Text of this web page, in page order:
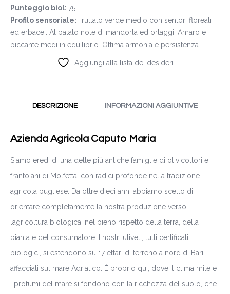
Punteggio biol: 75
Profilo sensoriale: Fruttato verde medio con sentori floreali
ed erbacei. Al palato note di mandorla ed ortaggi. Amaro e
piccante medi in equilibrio. Ottima armonia e persistenza.
Aggiungi alla lista dei desideri
DESCRIZIONE INFORMAZIONI AGGIUNTIVE
Azienda Agricola Caputo Maria
Siamo eredi di una delle più antiche famiglie di olivicoltori e
frantoiani di Molfetta, con radici profonde nella tradizione
agricola pugliese. Da oltre dieci anni abbiamo scelto di
orientare completamente la nostra produzione verso
lagricoltura biologica, nel pieno rispetto della terra, della
pianta e del consumatore. I nostri uliveti, tutti certificati
biologici, si estendono su 17 ettari di terreno a nord di Bari,
affacciati sul mare Adriatico. È proprio qui, dove il clima mite e
i profumi del mare si fondono con la ricchezza del suolo, che